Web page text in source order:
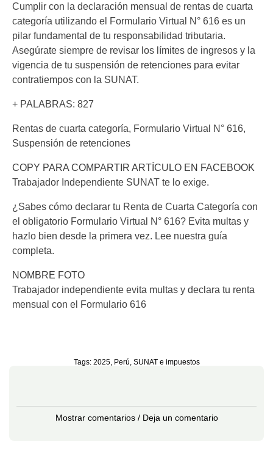
Cumplir con la declaración mensual de rentas de cuarta
categoría utilizando el Formulario Virtual N° 616 es un
pilar fundamental de tu responsabilidad tributaria.
Asegúrate siempre de revisar los límites de ingresos y la
vigencia de tu suspensión de retenciones para evitar
contratiempos con la SUNAT.
+ PALABRAS: 827
Rentas de cuarta categoría, Formulario Virtual N° 616,
Suspensión de retenciones
COPY PARA COMPARTIR ARTÍCULO EN FACEBOOK
Trabajador Independiente SUNAT te lo exige.
¿Sabes cómo declarar tu Renta de Cuarta Categoría con
el obligatorio Formulario Virtual N° 616? Evita multas y
hazlo bien desde la primera vez. Lee nuestra guía
completa.
NOMBRE FOTO
Trabajador independiente evita multas y declara tu renta
mensual con el Formulario 616
Tags: 2025, Perú SUNAT e impuestos
Mostrar comentarios / Deja un comentario